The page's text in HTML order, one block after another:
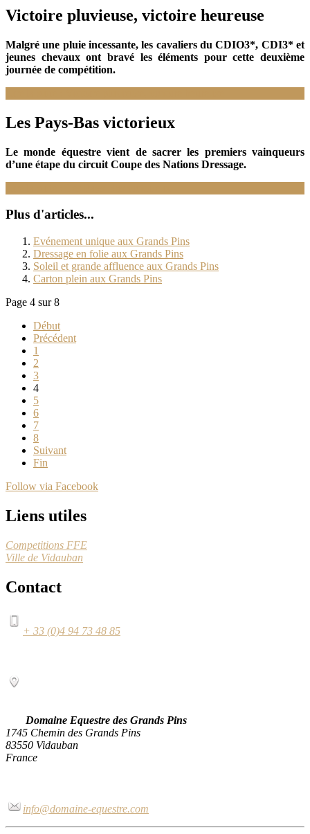
Victoire pluvieuse, victoire heureuse
Malgré une pluie incessante, les cavaliers du CDIO3*, CDI3* et
jeunes chevaux ont bravé les éléments pour cette deuxième
journée de compétition.
Les Pays-Bas victorieux
Le monde équestre vient de sacrer les premiers vainqueurs
d’une étape du circuit Coupe des Nations Dressage.
Plus d'articles...
Evénement unique aux Grands Pins
Dressage en folie aux Grands Pins
Soleil et grande affluence aux Grands Pins
Carton plein aux Grands Pins
Page 4 sur 8
Début
Précédent
1
2
3
4
5
6
7
8
Suivant
Fin
Follow via Facebook
Liens utiles
Competitions FFE
Ville de Vidauban
Contact
+ 33 (0)4 94 73 48 85
Domaine Equestre des Grands Pins
1745 Chemin des Grands Pins
83550 Vidauban
France
info@domaine-equestre.com